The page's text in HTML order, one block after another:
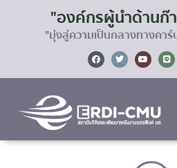
"องค์กรผู้นำด้านก๊
"มุ่งสู่ความเป็นกลางทางคา